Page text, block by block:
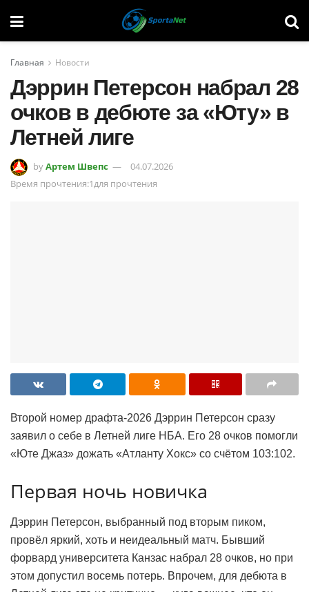
Главная Новости
Дэррин Петерсон набрал 28
очков в дебюте за «Юту» в
Летней лиге
byАртем Швепс
04.07.2026
Время прочтения:1для прочтения
Второй номер драфта-2026 Дэррин Петерсон сразу
заявил о себе в Летней лиге НБА. Его 28 очков помогли
«Юте Джаз» дожать «Атланту Хокс» со счётом 103:102.
Первая ночь новичка
Дэррин Петерсон, выбранный под вторым пиком,
провёл яркий, хоть и неидеальный матч. Бывший
форвард университета Канзас набрал 28 очков, но при
этом допустил восемь потерь. Впрочем, для дебюта в